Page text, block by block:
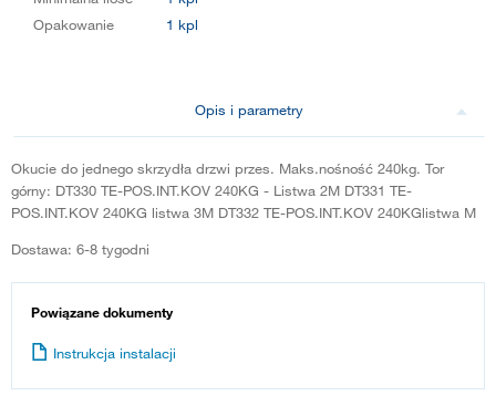
Opakowanie
1 kpl
Opis i parametry
Okucie do jednego skrzydła drzwi przes. Maks.nośność 240kg. Tor
górny: DT330 TE-POS.INT.KOV 240KG - Listwa 2M DT331 TE-
POS.INT.KOV 240KG listwa 3M DT332 TE-POS.INT.KOV 240KGlistwa M
Dostawa: 6-8 tygodni
Powiązane dokumenty
Instrukcja instalacji